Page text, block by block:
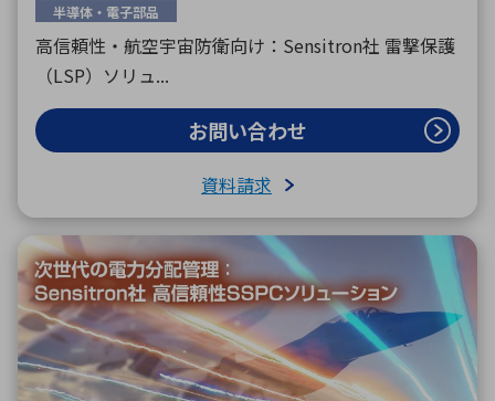
半導体・電子部品
高信頼性・航空宇宙防衛向け：Sensitron社 雷撃保護
（LSP）ソリュ...
お問い合わせ
資料請求